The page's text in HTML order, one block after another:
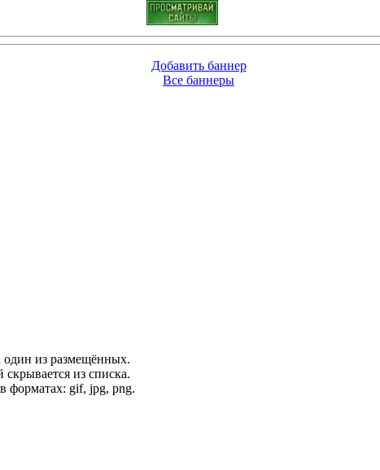
Добавить баннер
Все баннеры
один из размещённых.
из списка.
форматах: gif, jpg, png.